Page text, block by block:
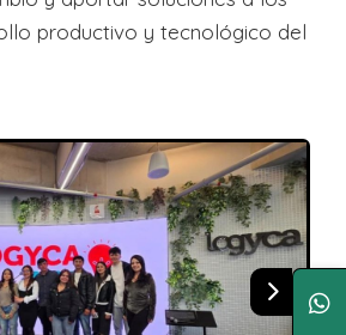
productivo y tecnológico del